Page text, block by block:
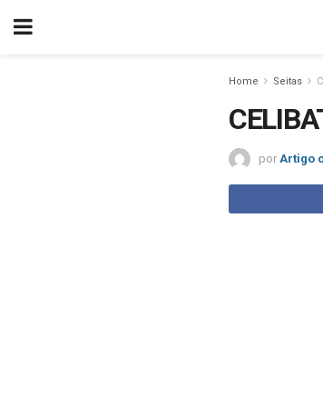
Home Seitas
por Artigo